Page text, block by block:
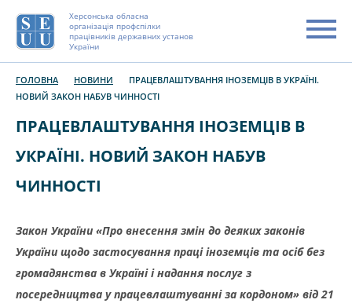
Херсонська обласна
організація профспілки
працівників державних установ
України
ГОЛОВНА НОВИНИ
ПРАЦЕВЛАШТУВАННЯ ІНОЗЕМЦІВ В УКРАЇНІ.
НОВИЙ ЗАКОН НАБУВ ЧИННОСТІ
ПРАЦЕВЛАШТУВАННЯ ІНОЗЕМЦІВ В
УКРАЇНІ. НОВИЙ ЗАКОН НАБУВ
ЧИННОСТІ
Закон України «Про внесення змін до деяких законів
України щодо застосування праці іноземців та осіб без
громадянства в Україні і надання послуг з
посередництва у працевлаштуванні за кордоном» від 21